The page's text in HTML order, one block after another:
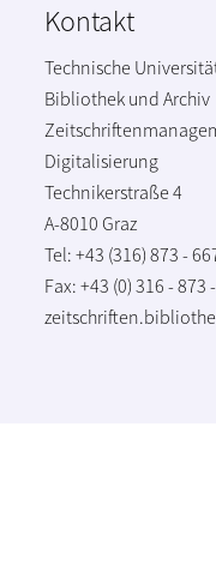
Kontakt
Technische
Bibliothek und Archiv
Digitalisierung
Technikerstraße 4
A-8010 Graz
Tel: +43 (316) 873 -
Fax: +43 (0) 316 - 873